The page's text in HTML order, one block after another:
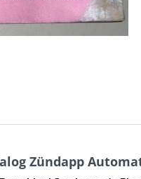
Zündapp